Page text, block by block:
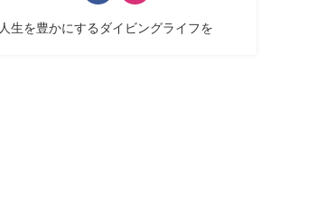
人生を豊かにするダイビングライフを